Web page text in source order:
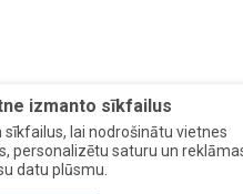
izmanto sīkfailus
sīkfailus, lai nodrošinātu vietnes
personalizētu saturu un
datu plūsmu.